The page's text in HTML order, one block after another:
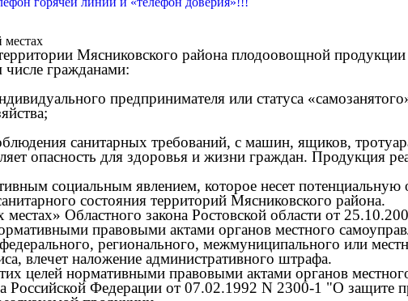
местах
Мясниковского района плодоовощной
числе гражданами:
индивидуального предпринимателя или статуса
хозяйства;
санитарных требований, с машин, ящиков,
опасность для здоровья и жизни граждан. Продукция
социальным явлением, которое несет
состояния территорий Мясниковского района.
местах» Областного закона Ростовской области от
правовыми актами органов местного
регионального, межмуниципального или
влечет наложение административного штрафа.
целей нормативными правовыми актами органов
Российской Федерации от 07.02.1992 N 2300-1 "О защите